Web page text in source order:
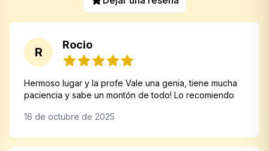
R
Rocio
Hermoso lugar y la profe Vale una genia, tiene mucha
paciencia y sabe un montón de todo! Lo recomiendo
16 de octubre de 2025